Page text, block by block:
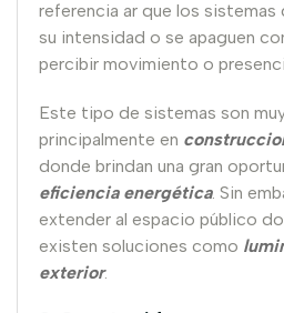
referencia ar que los sistemas
su intensidad o se apaguen
percibir movimiento o
Este tipo de sistemas son
principalmente en
donde brindan una gran
eficiencia energética. Sin
extender al espacio público
existen soluciones como
exterior.